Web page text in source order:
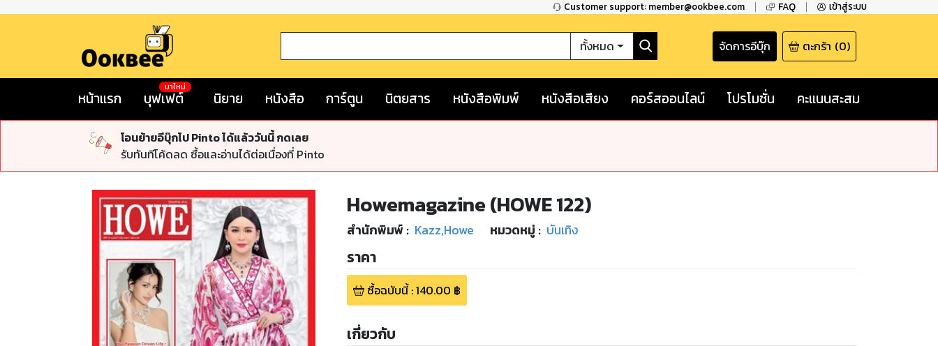
Customer support: member@ookbee.com FAQ เข้าสู่ระบบ
ทั้งหมด จัดการอีบุ๊ก ตะกร้า (0)
หน้าแรก บุฟเฟต์
มาใหม่
นิยาย หนังสือ การ์ตูน นิตยสาร หนังสือพิมพ์ หนังสือเสียง คอร์สออนไลน์ โปรโมชั่น คะแนนสะสม
โอนย้ายอีบุ๊กไป Pinto ได้แล้ววันนี้ กดเลย
รับทันทีโค้ดลด ซื้อและอ่านได้ต่อเนื่องที่ Pinto
Howemagazine (HOWE 122)
สำนักพิมพ์ : Kazz,Howe หมวดหมู่ : บันเทิง
ราคา
ซื้อฉบับนี้:140.00 ฿
เกี่ยวกับ